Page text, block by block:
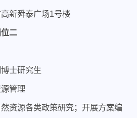
新舜泰广场1号楼
二
士研究生
管理
资源各类政策研究；开展方案编